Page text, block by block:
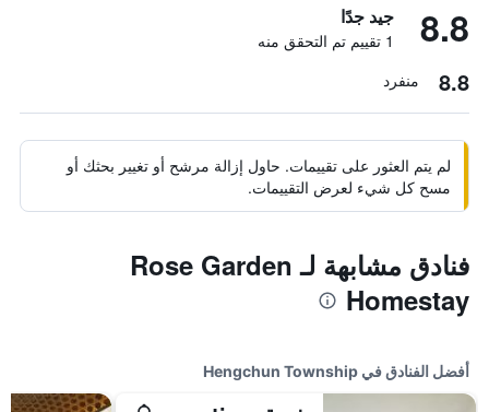
8.8 جيد جدًا
1 تقييم تم التحقق منه
8.8 منفرد
لم يتم العثور على تقييمات. حاول إزالة مرشح أو تغيير بحثك أو
مسح كل شيء لعرض التقييمات.
فنادق مشابهة لـ Rose Garden
Homestay
أفضل الفنادق في Hengchun Township